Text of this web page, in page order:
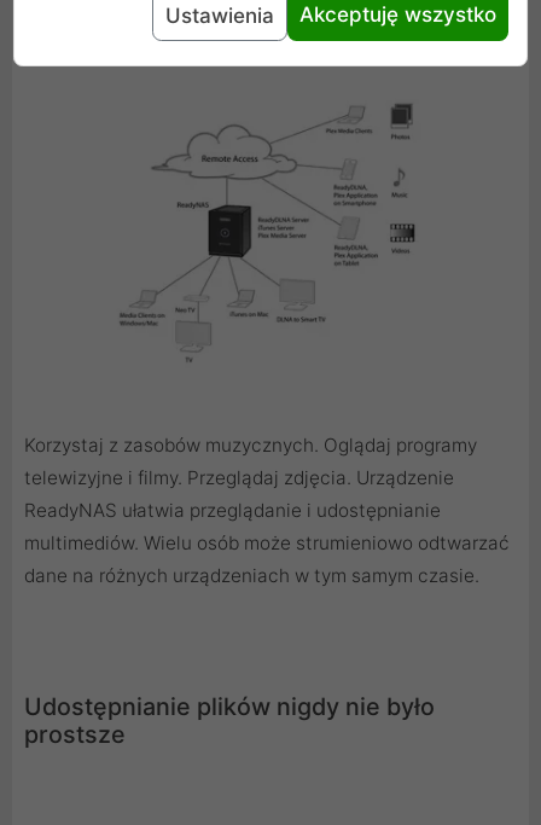
Odtwarzaj. Oglądaj. Pokochaj.
Korzystaj z zasobów muzycznych. Oglądaj programy
telewizyjne i filmy. Przeglądaj zdjęcia. Urządzenie
ReadyNAS ułatwia przeglądanie i udostępnianie
multimediów. Wielu osób może strumieniowo odtwarzać
dane na różnych urządzeniach w tym samym czasie.
Udostępnianie plików nigdy nie było
prostsze
Ustawienia Akceptuję wszystko